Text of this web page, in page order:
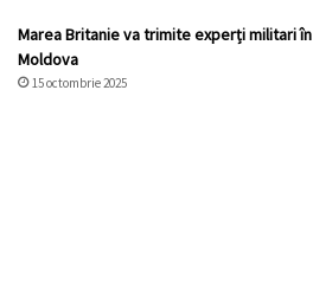
Marea Britanie va trimite experți militari în
Moldova
15 octombrie 2025